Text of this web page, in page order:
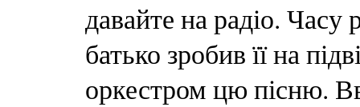
давайте на радіо.
батько зробив її на
оркестром цю пісню.